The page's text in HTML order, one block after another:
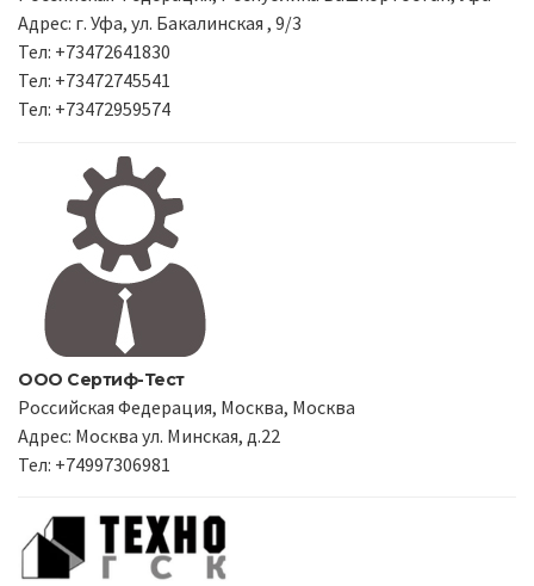
Адрес: г. Уфа, ул. Бакалинская , 9/3
Тел: +73472641830
Тел: +73472745541
Тел: +73472959574
ООО Сертиф-Тест
Российская Федерация, Москва, Москва
Адрес: Москва ул. Минская, д.22
Тел: +74997306981